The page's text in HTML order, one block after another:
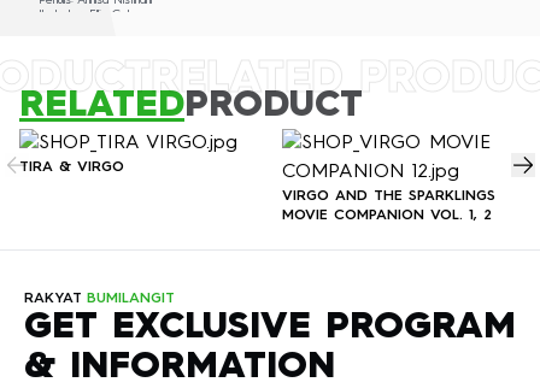
Ilustrator: Ellie Goh
RELATED
RELATEDPRODUCT
TIRA & VIRGO
VIRGO AND THE SPARKLINGS
MOVIE COMPANION VOL. 1, 2
RAKYAT BUMILANGIT
GET EXCLUSIVE PROGRAM
& INFORMATION